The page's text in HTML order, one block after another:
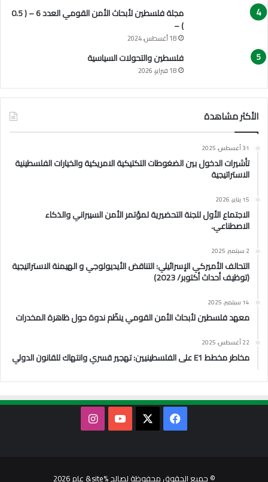
ن
ي
مجلة فلسطين لأبحاث الأمن القومي العدد 6 – ( 0.5
) –
18 أغسطس، 2024
فلسطين والتحولات السياسية
18 فبراير، 2026
الأكثر مشاهدة
31 أغسطس، 2025
تأشيرات الدخول بين الضغوطات التكتيكية الامريكية والخيارات الفلسطينية
الاستراتيجية
15 يناير، 2026
الاجتماع الأول للجنة التحضيرية لمؤتمر الأمن السيبراني والذكاء
الاصطناعي.
2 سبتمبر، 2025
التحالف الأميركي الإسرائيلي: التناقض الأيديولوجي و الهيمنة الاستراتيجية
(توظيف أحداث أكتوبر/ 2023)
14 سبتمبر، 2025
معهد فلسطين لأبحاث الأمن القومي ينظّم ندوة حول ظاهرة المخدرات
22 أغسطس، 2025
مخاطر مخطط E1 على الفلسطينيين: تهجير قسري وانتهاك للقانون الدولي
فيسبوك ‫YouTube
© جميع الحقوق محفوظة لصالح %site& عام 2026